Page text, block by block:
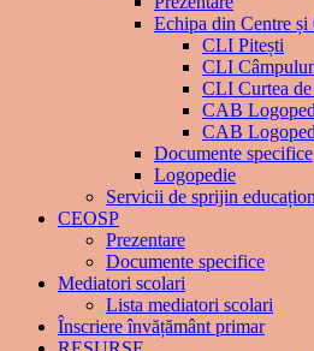
Echipa din Centre și
CLI Pitești
CLI
CLI Curtea
CAB
CAB
Documente specifice
Logopedie
Servicii de sprijin
CEOSP
Prezentare
Documente specifice
Mediatori scolari
Lista mediatori scolari
Înscriere învățământ primar